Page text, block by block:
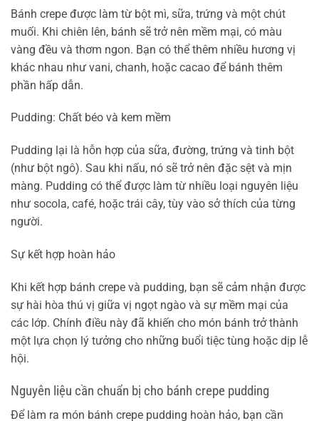
Bánh crepe được làm từ bột mì, sữa, trứng và một chút
muối. Khi chiên lên, bánh sẽ trở nên mềm mại, có màu
vàng đều và thơm ngon. Bạn có thể thêm nhiều hương vị
khác nhau như vani, chanh, hoặc cacao để bánh thêm
phần hấp dẫn.
Pudding: Chất béo và kem mềm
Pudding lại là hỗn hợp của sữa, đường, trứng và tinh bột
(như bột ngô). Sau khi nấu, nó sẽ trở nên đặc sệt và mịn
màng. Pudding có thể được làm từ nhiều loại nguyên liệu
như socola, café, hoặc trái cây, tùy vào sở thích của từng
người.
Sự kết hợp hoàn hảo
Khi kết hợp bánh crepe và pudding, bạn sẽ cảm nhận được
sự hài hòa thú vị giữa vị ngọt ngào và sự mềm mại của
các lớp. Chính điều này đã khiến cho món bánh trở thành
một lựa chọn lý tưởng cho những buổi tiệc tùng hoặc dịp lễ
hội.
Nguyên liệu cần chuẩn bị cho bánh crepe pudding
Để làm ra món bánh crepe pudding hoàn hảo, bạn cần